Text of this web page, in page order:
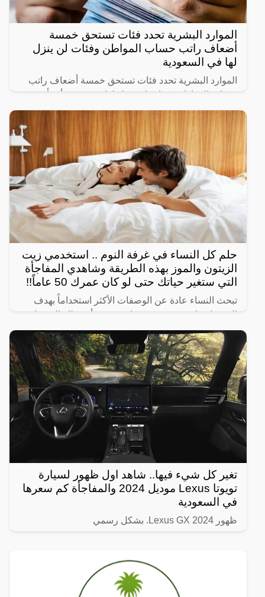
الموارد البشرية تحدد فئات تستحق خمسة
أضعاف راتب حساب المواطن وفئات لن ينزل
لها في السعودية
الموارد البشرية تحدد فئات تستحق خمسة أضعاف راتب
حساب المواطن وفئات لن ينزل لها دعم حيث أنشأت
الحكومة السعودية برنامج حساب المواطن لحماية الأسر
السعودية من
حلم كل النساء في غرفة النوم .. استخدمي زيت
الزيتون والموز بهذه الطريقة وشاهدي المفاجأة
التي ستغير حياتك حتى لو كان عمرك 50 عاماً!!
تبحث النساء عادة عن الوصفات الأكثر استخداماً بهدف
الحصول على شعر صحي وناعم، ومن أبرز تلك الوصفات
الخاصة بالبشرة والجسم للحصول على أفضل نتيجة خلال
فترة قصيرة،
تغير كل شيء فيها.. شاهد اول ظهور لسيارة
تويوتا Lexus موديل 2024 والمفاجأة كم سعرها
في السعودية
ظهور Lexus GX 2024. بشكل رسمي